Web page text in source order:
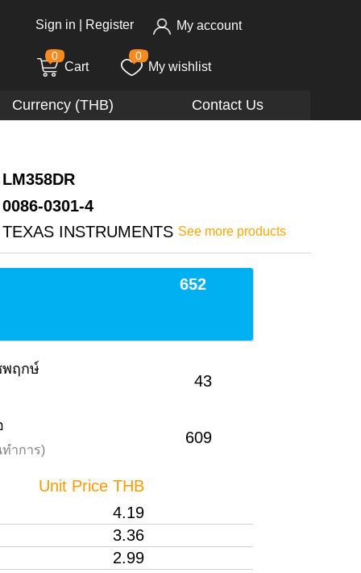
Sign in Register My account
0
Cart
0
My wishlist
Currency (THB) Contact Us
LM358DR
0086-0301-4
TEXAS INSTRUMENTS See more products
652
ฤกษ์
43
ทำการ)
609
Unit Price THB
4.19
3.36
2.99